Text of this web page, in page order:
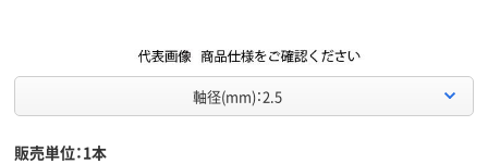
軸径(mm)：2.5
販売単位：1本